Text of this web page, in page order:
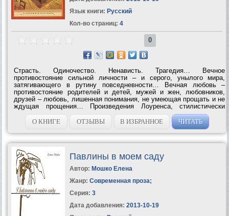
Язык книги: Русский
Кол-во страниц: 4
0
Страсть. Одиночество. Ненависть. Трагедия… Вечное
противостояние сильной личности – и серого, унылого мира,
затягивающего в рутину повседневности… Вечная любовь –
противостояние родителей и детей, мужей и жен, любовников,
друзей – любовь, лишенная понимания, не умеющая прощать и не
ждущая прощения… Произведения Лоуренса, стилистически
изысканные, психологически точные, погружают читателя в мир
яростных, открытых...
О КНИГЕ ОТЗЫВЫ В ИЗБРАННОЕ ЧИТАТЬ
Павлины в моем саду
Автор: Мошко Елена
Жанр: Современная проза;
Серия: 3
Дата добавления: 2013-10-19